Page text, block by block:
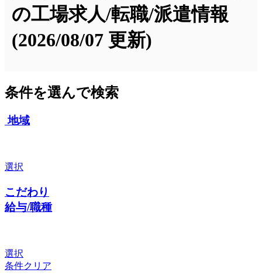
の工場求人/転職/派遣情報
(2026/08/07 更新)
条件を選んで検索
地域
選択
こだわり
給与/職種
選択
条件クリア